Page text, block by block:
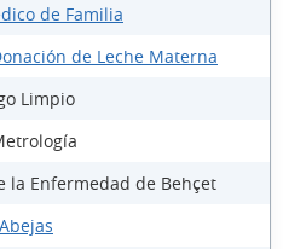
de Familia
de Leche Materna
Limpio
la Enfermedad de Behçet